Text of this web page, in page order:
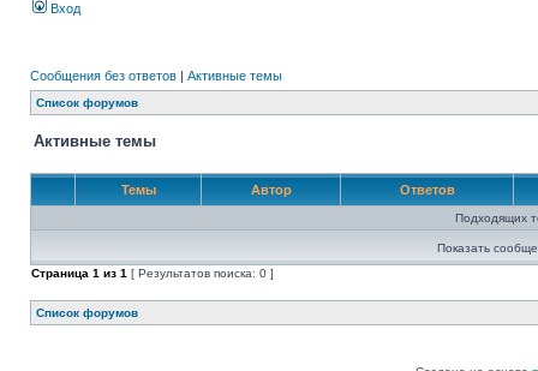
Вход
Сообщения без ответов | Активные темы
Список форумов
Активные темы
Темы Автор Ответов
Подходящих
Показать
Страница 1 из 1 [ Результатов поиска: 0 ]
Список форумов